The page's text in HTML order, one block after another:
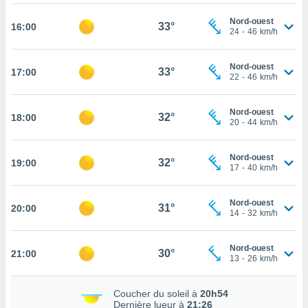
en
web.
les
16:00 33°
Nord-ouest
24 - 46 km/h
17:00 33°
Nord-ouest
22 - 46 km/h
18:00 32°
Nord-ouest
20 - 44 km/h
19:00 32°
Nord-ouest
17 - 40 km/h
20:00 31°
Nord-ouest
14 - 32 km/h
21:00 30°
Nord-ouest
13 - 26 km/h
Coucher du soleil à 20h54
Dernière lueur à 21:26